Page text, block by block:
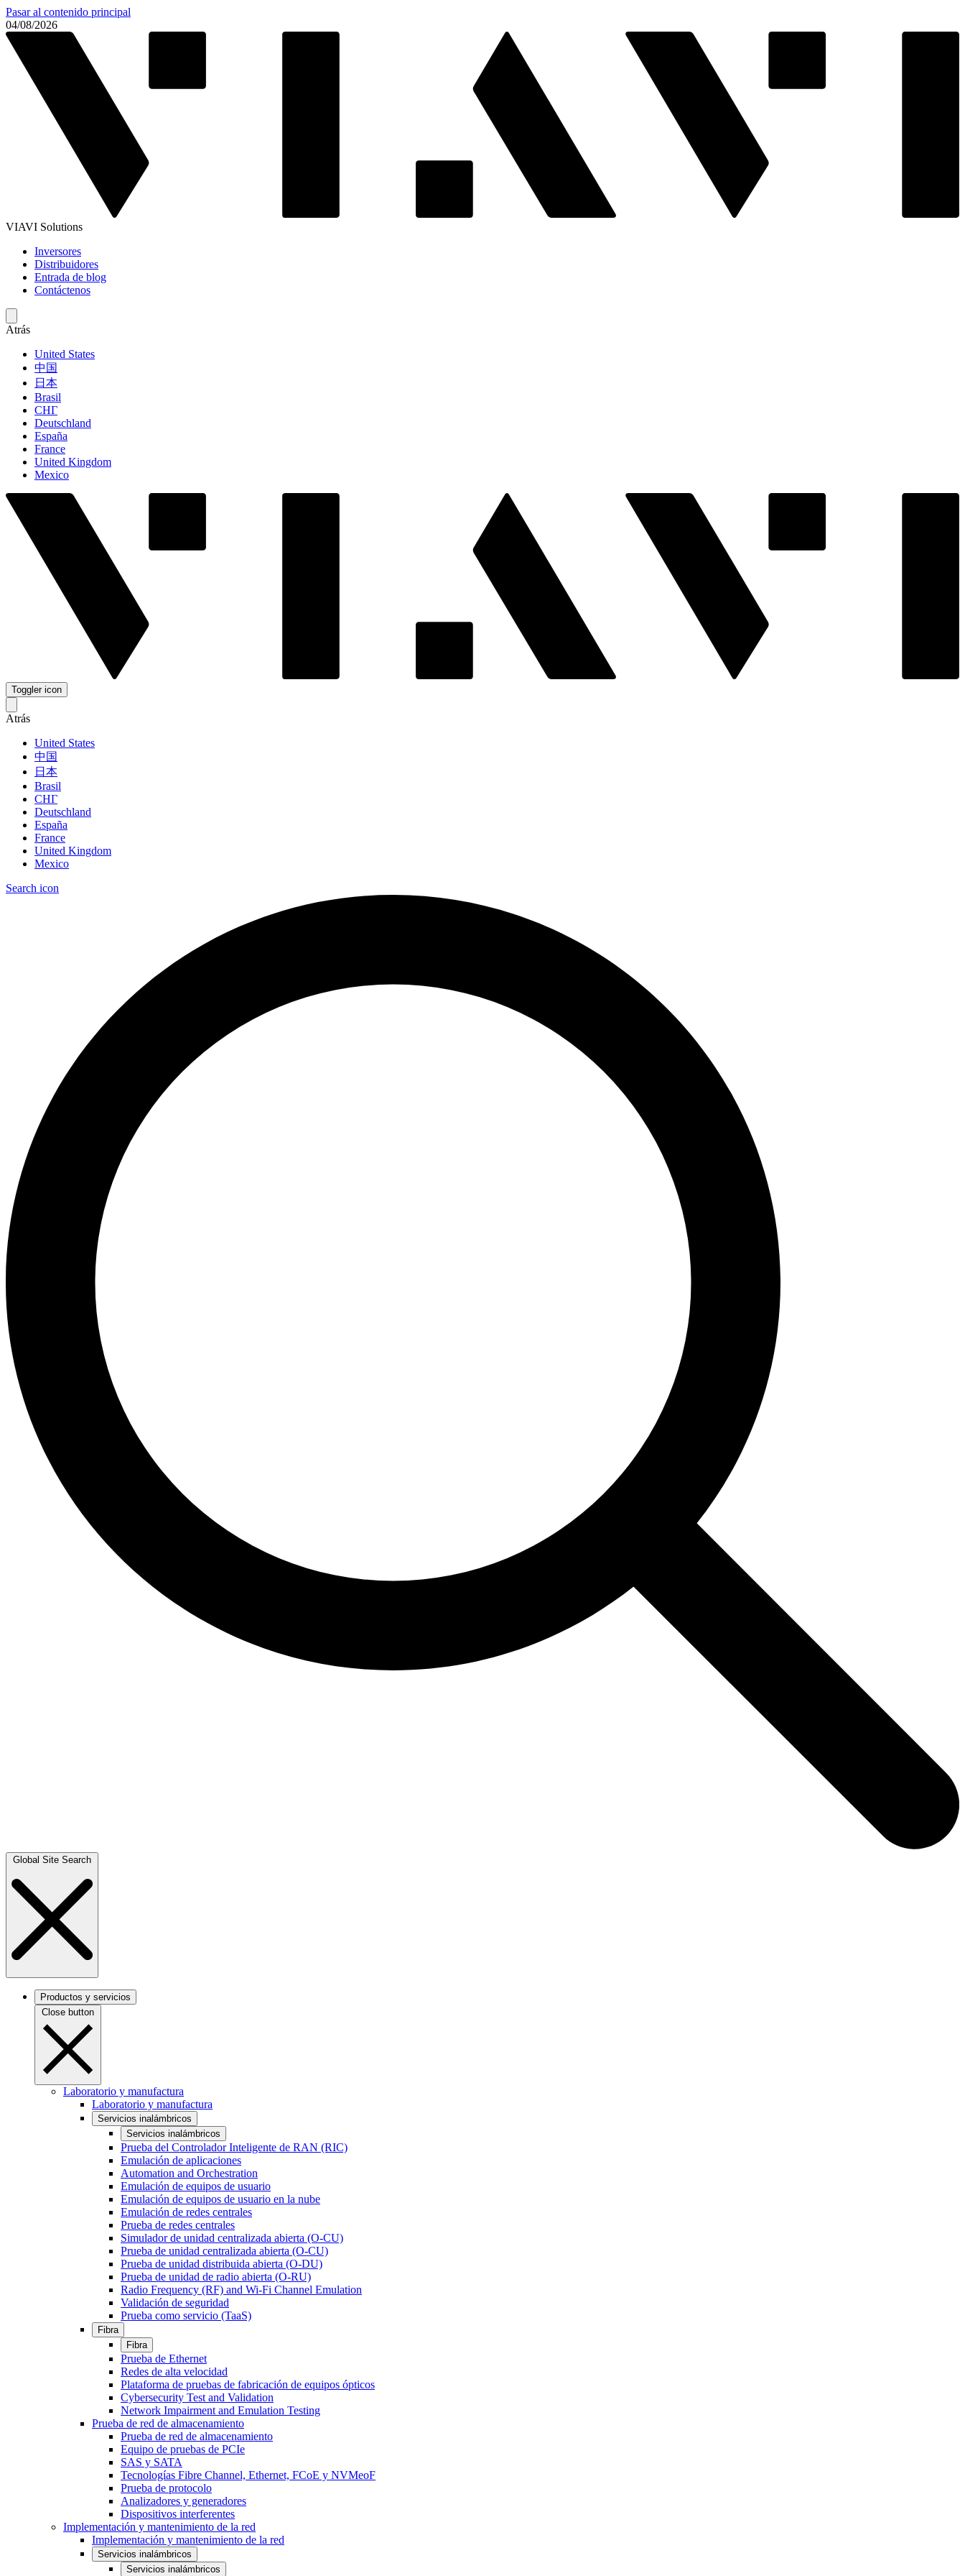
Pasar al contenido principal
04/08/2026
VIAVI Solutions
Inversores
Distribuidores
Entrada de blog
Contáctenos
Atrás
United States
中国
日本
Brasil
СНГ
Deutschland
España
France
United Kingdom
Mexico
Toggler icon
Atrás
United States
中国
日本
Brasil
СНГ
Deutschland
España
France
United Kingdom
Mexico
Search icon
Global Site Search
Productos y servicios
Close button
Laboratorio y manufactura
Laboratorio y manufactura
Servicios inalámbricos
Servicios inalámbricos
Prueba del Controlador Inteligente de RAN (RIC)
Emulación de aplicaciones
Automation and Orchestration
Emulación de equipos de usuario
Emulación de equipos de usuario en la nube
Emulación de redes centrales
Prueba de redes centrales
Simulador de unidad centralizada abierta (O-CU)
Prueba de unidad centralizada abierta (O-CU)
Prueba de unidad distribuida abierta (O-DU)
Prueba de unidad de radio abierta (O-RU)
Radio Frequency (RF) and Wi-Fi Channel Emulation
Validación de seguridad
Prueba como servicio (TaaS)
Fibra
Fibra
Prueba de Ethernet
Redes de alta velocidad
Plataforma de pruebas de fabricación de equipos ópticos
Cybersecurity Test and Validation
Network Impairment and Emulation Testing
Prueba de red de almacenamiento
Prueba de red de almacenamiento
Equipo de pruebas de PCIe
SAS y SATA
Tecnologías Fibre Channel, Ethernet, FCoE y NVMeoF
Prueba de protocolo
Analizadores y generadores
Dispositivos interferentes
Implementación y mantenimiento de la red
Implementación y mantenimiento de la red
Servicios inalámbricos
Servicios inalámbricos